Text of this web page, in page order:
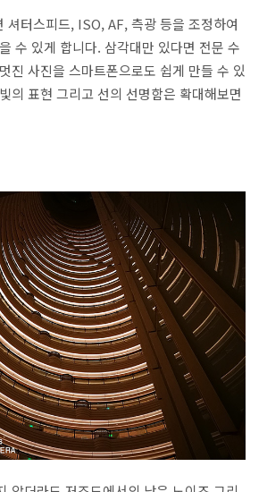
셔터스피드, ISO, AF, 측광 등을 조정하여
수 있게 합니다. 삼각대만 있다면 전문 수
진 사진을 스마트폰으로도 쉽게 만들 수 있
의 표현 그리고 선의 선명함은 확대해보면